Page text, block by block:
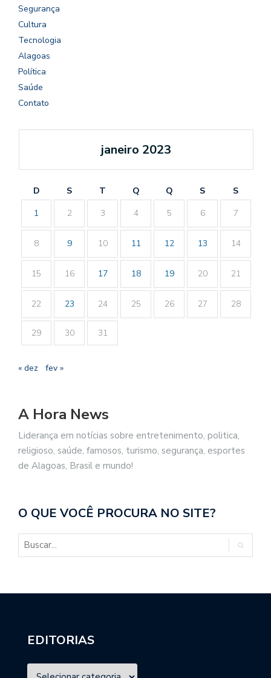
Segurança
Cultura
Tecnologia
Alagoas
Política
Saúde
Contato
janeiro 2023
D S T Q Q S
S
1
2 3 4 5 6 7
8 9 10 11 12 13 14
15 16 17 18 19 20 21
22 23 24 25 26 27 28
29 30 31
« dez fev »
A Hora News
Liderança em notícias sobre entretenimento, politica,
religioso, saúde, famosos, turismo, segurança, esportes
de Alagoas, Brasil e mundo!
O QUE VOCÊ PROCURA NO SITE?
EDITORIAS